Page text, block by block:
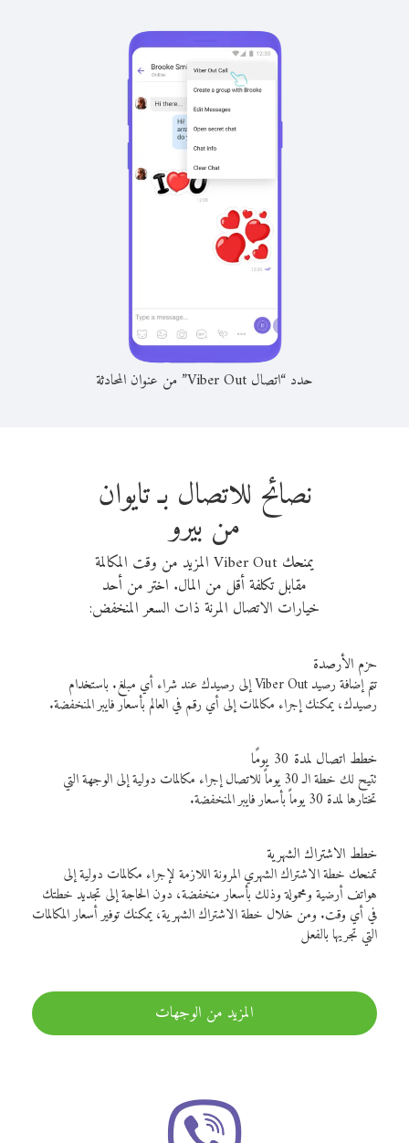
حدد “اتصال Viber Out” من عنوان المحادثة
نصائح للاتصال بـ تايوان
من بيرو
يمنحك Viber Out المزيد من وقت المكالمة
مقابل تكلفة أقل من المال. اختر من أحد
خيارات الاتصال المرنة ذات السعر المنخفض:
حزم الأرصدة
تتم إضافة رصيد Viber Out إلى رصيدك عند شراء أي مبلغ. باستخدام
رصيدك، يمكنك إجراء مكالمات إلى أي رقم في العالم بأسعار فايبر المنخفضة.
خطط اتصال لمدة 30 يومًا
تتيح لك خطة الـ 30 يوماً للاتصال إجراء مكالمات دولية إلى الوجهة التي
تختارها لمدة 30 يوماً بأسعار فايبر المنخفضة.
خطط الاشتراك الشهرية
تمنحك خطة الاشتراك الشهري المرونة اللازمة لإجراء مكالمات دولية إلى
هواتف أرضية ومحمولة وذلك بأسعار منخفضة، دون الحاجة إلى تجديد خطتك
في أي وقت. ومن خلال خطة الاشتراك الشهرية، يمكنك توفير أسعار المكالمات
التي تجريها بالفعل
المزيد من الوجهات